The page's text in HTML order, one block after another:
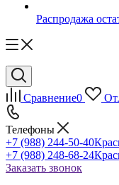
Распродажа
Сравнение0
Телефоны
+7 (988) 244-50-40
+7 (988) 248-68-24
Заказать звонок